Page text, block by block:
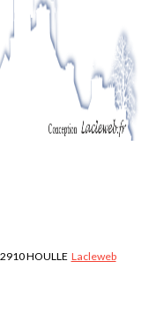
HOULLE Lacleweb